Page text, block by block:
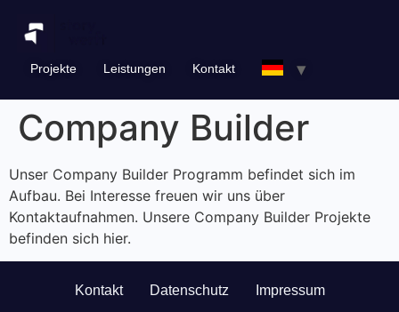
springen
Projekte Leistungen Kontakt
Company Builder
Unser Company Builder Programm befindet sich im
Aufbau. Bei Interesse freuen wir uns über
Kontaktaufnahmen. Unsere Company Builder Projekte
befinden sich hier.
Kontakt Datenschutz
Impressum